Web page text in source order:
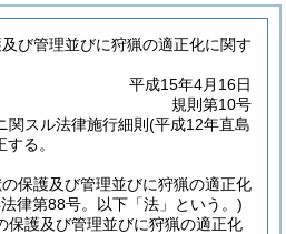
び管理並びに狩猟の適正化に関す
平成15年4月16日
規則第10号
関スル法律施行細則(平成12年直島
る。
保護及び管理並びに狩猟の適正化
律第88号。以下「法」という。)
保護及び管理並びに狩猟の適正化